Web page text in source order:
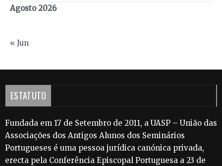
Agosto 2026
« Jun
ESTATUTO
Fundada em 17 de Setembro de 2011, a UASP – União das
Associações dos Antigos Alunos dos Seminários
Portugueses é uma pessoa jurídica canónica privada,
erecta pela Conferência Episcopal Portuguesa a 23 de